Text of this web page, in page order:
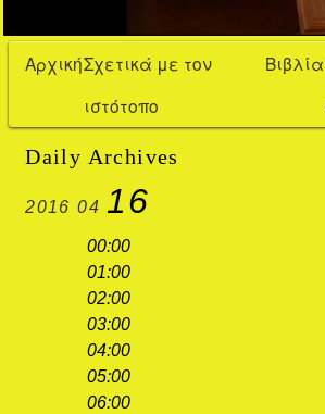
ΑρχικήΣχετικά με τον
ιστότοπο
Βιβλία
Daily Archives
2016 04 16
00:00
01:00
02:00
03:00
04:00
05:00
06:00